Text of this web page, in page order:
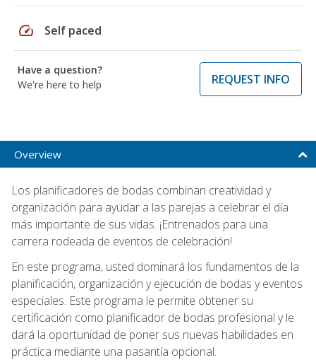
speed Self paced
Have a question?
We're here to help
REQUEST INFO
Overview
Los planificadores de bodas combinan creatividad y
organización para ayudar a las parejas a celebrar el día
más importante de sus vidas. ¡Entrenados para una
carrera rodeada de eventos de celebración!
En este programa, usted dominará los fundamentos de la
planificación, organización y ejecución de bodas y eventos
especiales. Este programa le permite obtener su
certificación como planificador de bodas profesional y le
dará la oportunidad de poner sus nuevas habilidades en
práctica mediante una pasantía opcional.